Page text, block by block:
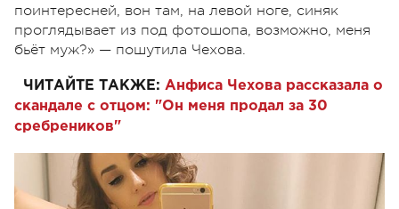
поинтересней, вон там, на левой ноге, синяк
проглядывает из под фотошопа, возможно, меня
бьёт муж?» — пошутила Чехова.
ЧИТАЙТЕ ТАКЖЕ: Анфиса Чехова рассказала о
скандале с отцом: "Он меня продал за 30
сребреников"